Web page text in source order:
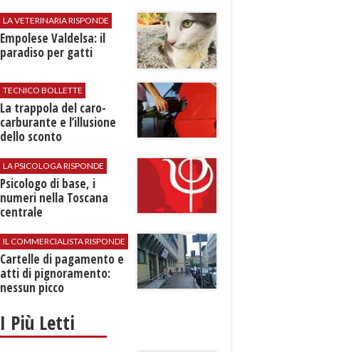
LA VETERINARIA RISPONDE
Empolese Valdelsa: il
paradiso per gatti
TECNICO BOLLETTE
​La trappola del caro-
carburante e l’illusione
dello sconto
LA PSICOLOGA RISPONDE
Psicologo di base, i
numeri nella Toscana
centrale
IL COMMERCIALISTA RISPONDE
Cartelle di pagamento e
atti di pignoramento:
nessun picco
I Più Letti